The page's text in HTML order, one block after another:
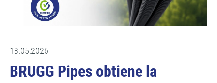
13.05.2026
BRUGG Pipes obtiene la